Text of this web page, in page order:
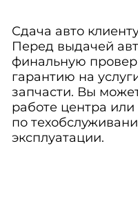
Сдача авто
Перед выдачей
финальную
гарантию на
запчасти. Вы
работе центра
по
эксплуатации.